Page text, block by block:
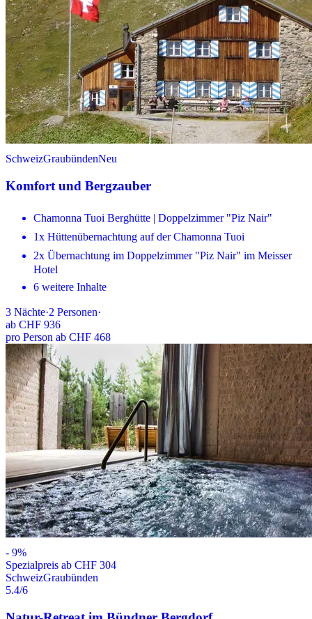
SchweizGraubündenNeu
Komfort und Bergzauber
Chamonna Tuoi Berghütte | Doppelzimmer "Piz Nair"
1x Hüttenübernachtung auf der Chamonna Tuoi
2x Übernachtung im Doppelzimmer "Piz Nair" im Meisser
Hotel
6 weitere Inhalte
3 Nächte·2 Personen·
ab CHF 936
pro Person ab CHF 468
- 9%
Spezialpreis ab CHF 304
SchweizGraubünden
5.4/6